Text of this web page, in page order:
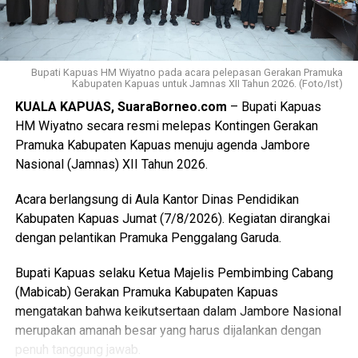
final LP2B data LCP2B menyempurnakan Raperda melalui
proses harmonisasi dan pembahasan DPRD,” ujarnya.
(Ujg/SB)
Views: 18
Bagikan ke
WhatsApp 0 Facebook 0
Bupati Kapuas HM Wiyatno pada acara pelepasan Gerakan Pramuka
Kabupaten Kapuas untuk Jamnas XII Tahun 2026. (Foto/Ist)
KUALA KAPUAS, SuaraBorneo.com – Bupati Kapuas
HM Wiyatno secara resmi melepas Kontingen Gerakan
Pramuka Kabupaten Kapuas menuju agenda Jambore
Nasional (Jamnas) XII Tahun 2026.
Acara berlangsung di Aula Kantor Dinas Pendidikan
Kabupaten Kapuas Jumat (7/8/2026). Kegiatan dirangkai
dengan pelantikan Pramuka Penggalang Garuda.
Bupati Kapuas selaku Ketua Majelis Pembimbing Cabang
(Mabicab) Gerakan Pramuka Kabupaten Kapuas
mengatakan bahwa keikutsertaan dalam Jambore Nasional
merupakan amanah besar yang harus dijalankan dengan
penuh tanggung jawab.